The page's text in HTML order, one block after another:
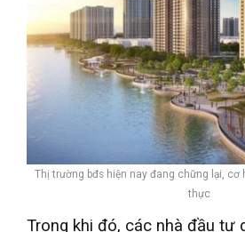
Thị trường bđs hiện nay đang chững lại,
thực
Trong khi đó, các nhà đầu tư